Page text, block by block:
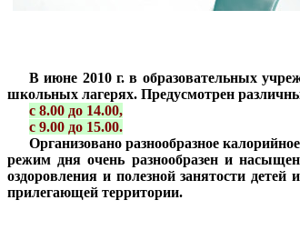
В июне 2010 г. в образовательных
школьных лагерях. Предусмотрен
с 8.00 до 14.00,
с 9.00 до 15.00.
Организовано разнообразное
режим дня очень разнообразен и
оздоровления и полезной занятости
прилегающей территории.